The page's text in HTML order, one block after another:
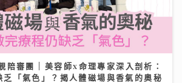
陪審團 | 美容師x命理專家深入剖析：
乏「氣色」？揭人體磁場與香氣的奧秘
龍城深夜食堂 泰國直送胡椒豬骨湯燒
油撈飯香